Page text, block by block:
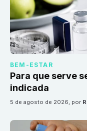
BEM-ESTAR
Para que serve
indicada
5 de agosto de 2026, por